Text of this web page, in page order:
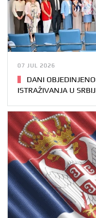
07 JUL 2026
DANI
ISTRAŽIVANJA U